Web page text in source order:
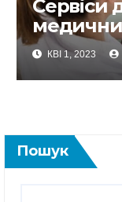
Сервіси
онлайн
КВІ 1, 2023
Пошук